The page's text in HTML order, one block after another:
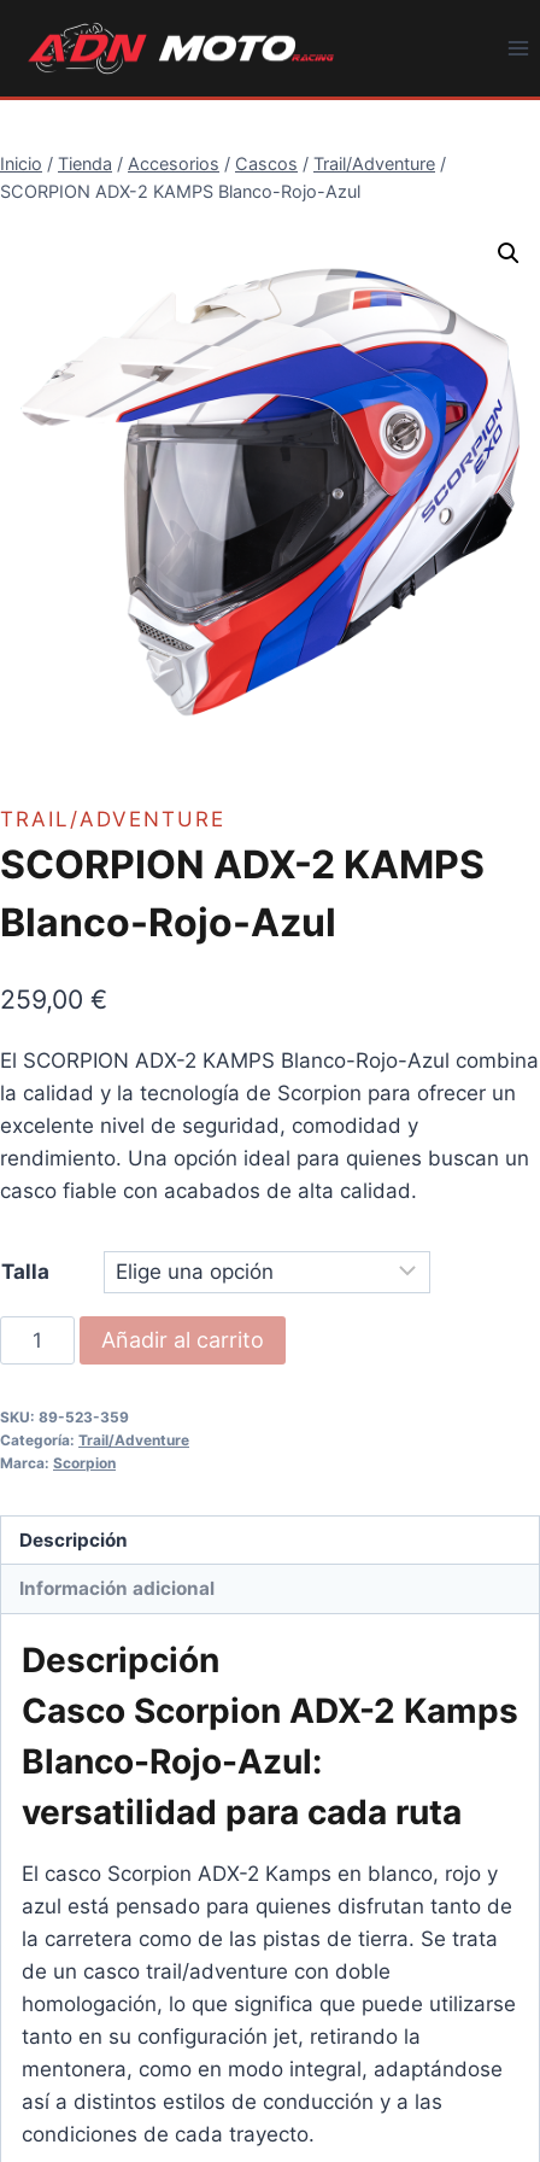
contenido
Inicio / Tienda / Accesorios / Cascos / Trail/Adventure /
SCORPION ADX-2 KAMPS Blanco-Rojo-Azul
TRAIL/ADVENTURE
SCORPION ADX-2 KAMPS
Blanco-Rojo-Azul
259,00 €
El SCORPION ADX-2 KAMPS Blanco-Rojo-Azul combina
la calidad y la tecnología de Scorpion para ofrecer un
excelente nivel de seguridad, comodidad y
rendimiento. Una opción ideal para quienes buscan un
casco fiable con acabados de alta calidad.
Talla
SCORPION
ADX-
KAMPS
Blanco-
cantidad
Añadir al carrito
SKU: 89-523-359
Categoría: Trail/Adventure
Marca: Scorpion
Descripción
Información adicional
Descripción
Casco Scorpion ADX-2 Kamps
Blanco-Rojo-Azul:
versatilidad para cada ruta
El casco Scorpion ADX-2 Kamps en blanco, rojo y
azul está pensado para quienes disfrutan tanto de
la carretera como de las pistas de tierra. Se trata
de un casco trail/adventure con doble
homologación, lo que significa que puede utilizarse
tanto en su configuración jet, retirando la
mentonera, como en modo integral, adaptándose
así a distintos estilos de conducción y a las
condiciones de cada trayecto.